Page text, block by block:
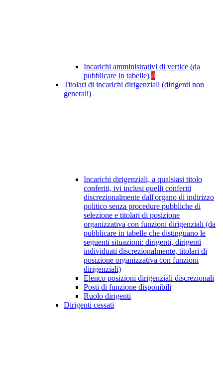
Incarichi amministrativi di vertice (da
pubblicare in tabelle) 4
Titolari di incarichi dirigenziali (dirigenti non
generali)
Incarichi dirigenziali, a qualsiasi titolo
conferiti, ivi inclusi quelli conferiti
discrezionalmente dall'organo di indirizzo
politico senza procedure pubbliche di
selezione e titolari di posizione
organizzativa con funzioni dirigenziali (da
pubblicare in tabelle che distinguano le
seguenti situazioni: dirigenti, dirigenti
individuati discrezionalmente, titolari di
posizione organizzativa con funzioni
dirigenziali)
Elenco posizioni dirigenziali discrezionali
Posti di funzione disponibili
Ruolo dirigenti
Dirigenti cessati